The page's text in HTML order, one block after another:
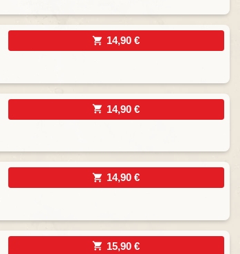
14,90 €
14,90 €
14,90 €
15,90 €